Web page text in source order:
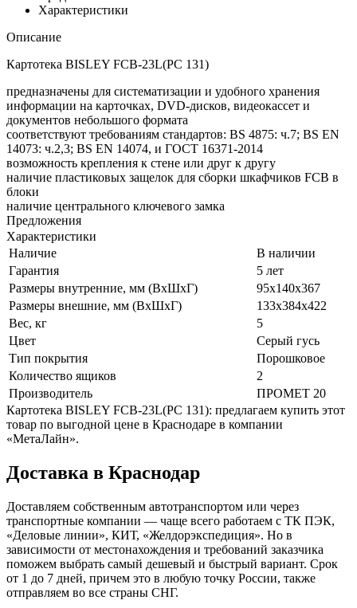
Характеристики
Описание
Картотека BISLEY FCB-23L(PC 131)
предназначены для систематизации и удобного хранения
информации на карточках, DVD-дисков, видеокассет и
документов небольшого формата
соответствуют требованиям стандартов: BS 4875: ч.7; BS EN
14073: ч.2,3; BS EN 14074, и ГОСТ 16371-2014
возможность крепления к стене или друг к другу
наличие пластиковых защелок для сборки шкафчиков FCB в
блоки
наличие центрального ключевого замка
Предложения
Характеристики
Наличие
В наличии
Гарантия
5 лет
Размеры внутренние, мм (ВхШхГ)
95x140x367
Размеры внешние, мм (ВхШхГ)
133x384x422
Вес, кг
5
Цвет
Серый гусь
Тип покрытия
Порошковое
Количество ящиков
2
Производитель
ПРОМЕТ 20
Картотека BISLEY FCB-23L(PC 131): предлагаем купить этот
товар по выгодной цене в Краснодаре в компании
«МетаЛайн».
Доставка в Краснодар
Доставляем собственным автотранспортом или через
транспортные компании — чаще всего работаем с ТК ПЭК,
«Деловые линии», КИТ, «Желдорэкспедиция». Но в
зависимости от местонахождения и требований заказчика
поможем выбрать самый дешевый и быстрый вариант. Срок
от 1 до 7 дней, причем это в любую точку России, также
отправляем во все страны СНГ.